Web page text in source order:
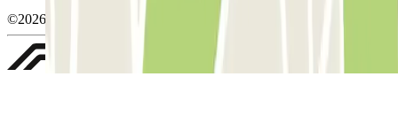
©2026 Parclick. Tous droits réservés